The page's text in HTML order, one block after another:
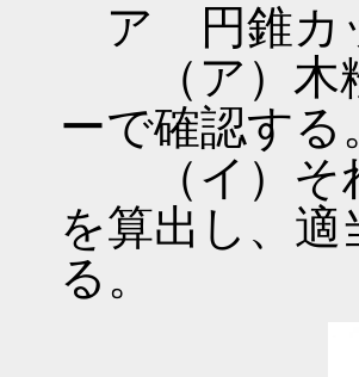
ア 円錐カ
（ア）木粉
ーで確認する
（イ）それ
を算出し、
る。